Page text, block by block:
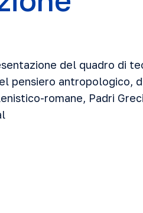
del quadro di
pensiero antropologico,
romane, Padri